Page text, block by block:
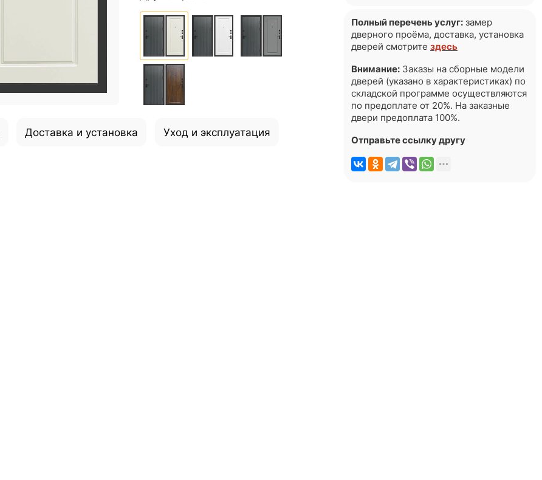
Доставка и установка Уход и эксплуатация
Полный перечень услуг: замер
дверного проёма, доставка, установка
дверей смотрите здесь
Внимание: Заказы на сборные модели
дверей (указано в характеристиках) по
складской программе осуществляются
по предоплате от 20%. На заказные
двери предоплата 100%.
Отправьте ссылку другу